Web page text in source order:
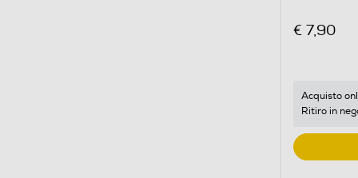
€ 7,90
Acquisto
Ritiro in